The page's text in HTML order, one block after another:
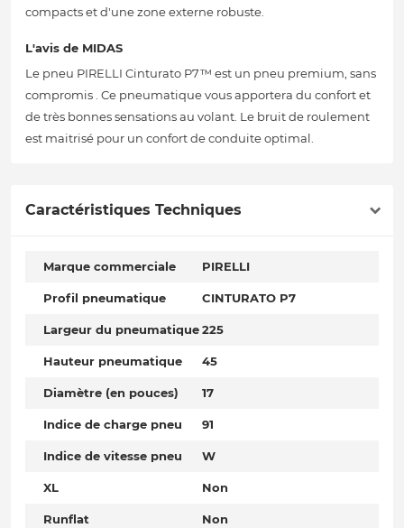
compacts et d'une zone externe robuste.
L'avis de MIDAS
Le pneu PIRELLI Cinturato P7™ est un pneu premium, sans
compromis . Ce pneumatique vous apportera du confort et
de très bonnes sensations au volant. Le bruit de roulement
est maitrisé pour un confort de conduite optimal.
Caractéristiques Techniques
Marque commerciale PIRELLI
Profil pneumatique CINTURATO P7
Largeur du pneumatique225
Hauteur pneumatique 45
Diamètre (en pouces) 17
Indice de charge pneu 91
Indice de vitesse pneu W
XL Non
Runflat Non